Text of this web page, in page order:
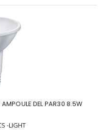
DEL PAR30 8.5W
-LIGHT